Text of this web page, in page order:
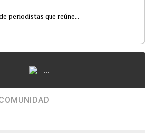
periodistas que reúne...
...